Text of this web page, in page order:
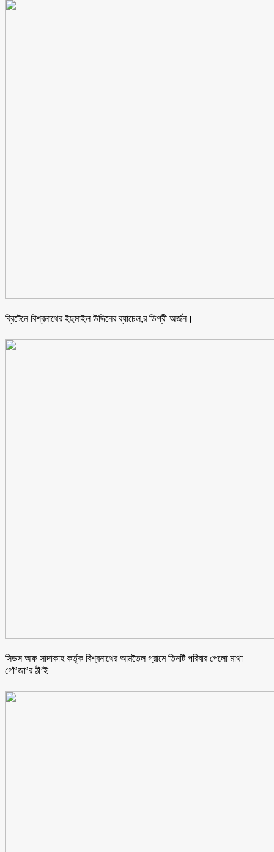
ব্রিটেনে বিশ্বনাথের ইছমাইল উদ্দিনের ব্যাচেল,র ডিগ্রী অর্জন।
সিডস অফ সাদাকাহ কর্তৃক বিশ্বনাথের আমতৈল গ্রামে তিনটি পরিবার পেলো মাথা
গোঁ’জা’র ঠাঁ’ই